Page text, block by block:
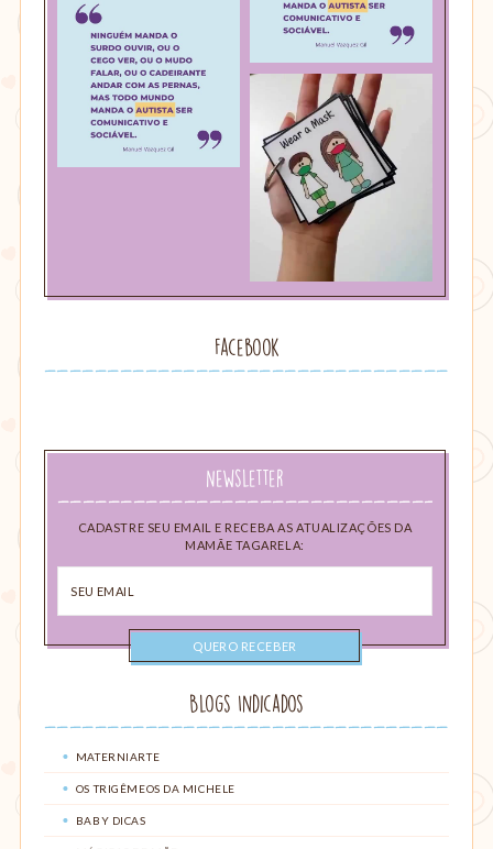
Facebook
Newsletter
CADASTRE SEU EMAIL E RECEBA AS ATUALIZAÇÕES DA
MAMÃE TAGARELA:
email
Blogs Indicados
MATERNIARTE
OS TRIGÊMEOS DA MICHELE
BABY DICAS